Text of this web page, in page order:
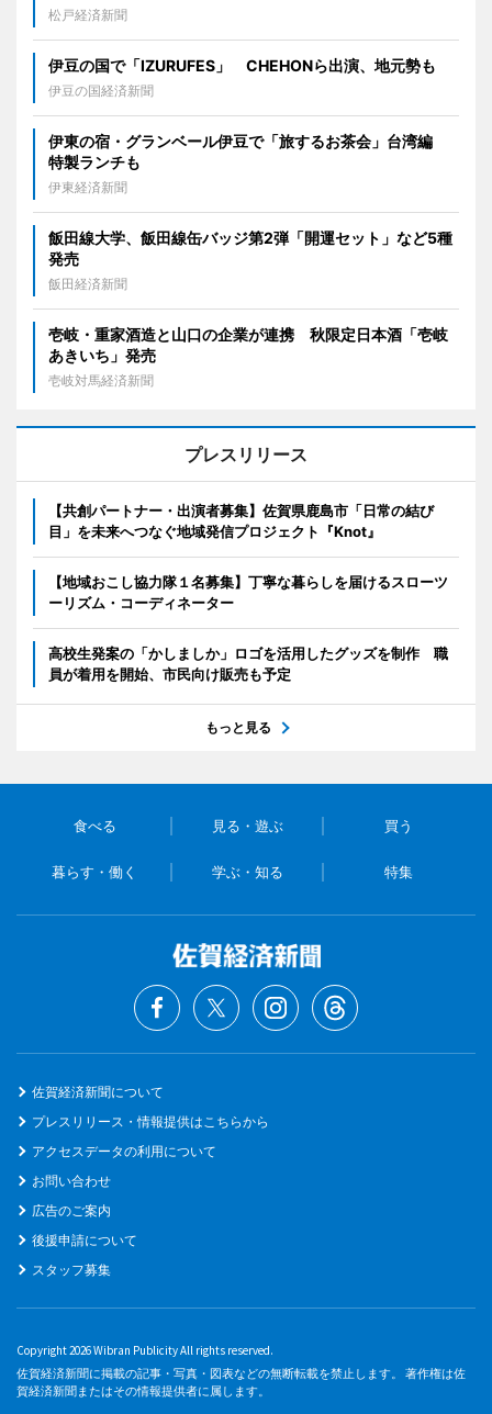
松戸経済新聞
伊豆の国で「IZURUFES」 CHEHONら出演、地元勢も
伊豆の国経済新聞
伊東の宿・グランベール伊豆で「旅するお茶会」台湾編
特製ランチも
伊東経済新聞
飯田線大学、飯田線缶バッジ第2弾「開運セット」など5種
発売
飯田経済新聞
壱岐・重家酒造と山口の企業が連携 秋限定日本酒「壱岐
あきいち」発売
壱岐対馬経済新聞
プレスリリース
【共創パートナー・出演者募集】佐賀県鹿島市「日常の結び
目」を未来へつなぐ地域発信プロジェクト『Knot』
【地域おこし協力隊１名募集】丁寧な暮らしを届けるスローツ
ーリズム・コーディネーター
高校生発案の「かしましか」ロゴを活用したグッズを制作 職
員が着用を開始、市民向け販売も予定
もっと見る
食べる 見る・遊ぶ 買う
暮らす・働く 学ぶ・知る 特集
佐賀経済新聞について
プレスリリース・情報提供はこちらから
アクセスデータの利用について
お問い合わせ
広告のご案内
後援申請について
スタッフ募集
Copyright 2026 Wibran Publicity All rights reserved.
佐賀経済新聞に掲載の記事・写真・図表などの無断転載を禁止します。 著作権は佐
賀経済新聞またはその情報提供者に属します。